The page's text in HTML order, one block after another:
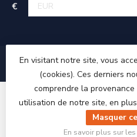
€
© Copyright
En visitant notre site, vous
(cookies). Ces derniers
comprendre la
utilisation de notre site, en
Masquer
En savoir plus sur